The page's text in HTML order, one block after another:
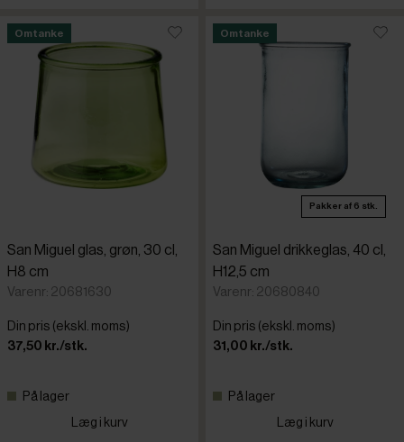
Omtanke
San Miguel glas, grøn, 30 cl,
H8 cm
Varenr: 20681630
Din pris (ekskl. moms)
37,50 kr./stk.
På lager
Læg i kurv
Omtanke
Pakker af 6 stk.
San Miguel drikkeglas, 40 cl,
H12,5 cm
Varenr: 20680840
Din pris (ekskl. moms)
31,00 kr./stk.
På lager
Læg i kurv